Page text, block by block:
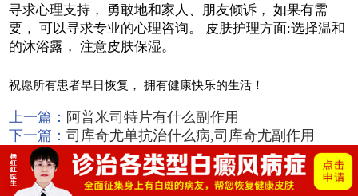
寻求心理支持， 勇敢地和家人、朋友倾诉， 如果有需
要， 可以寻求专业的心理咨询。 皮肤护理方面:选择温和
的沐浴露， 注意皮肤保湿。
祝愿所有患者早日恢复， 拥有健康快乐的生活！
上一篇： 阿普米司特片有什么副作用
下一篇：司库奇尤单抗治什么病,司库奇尤副作用